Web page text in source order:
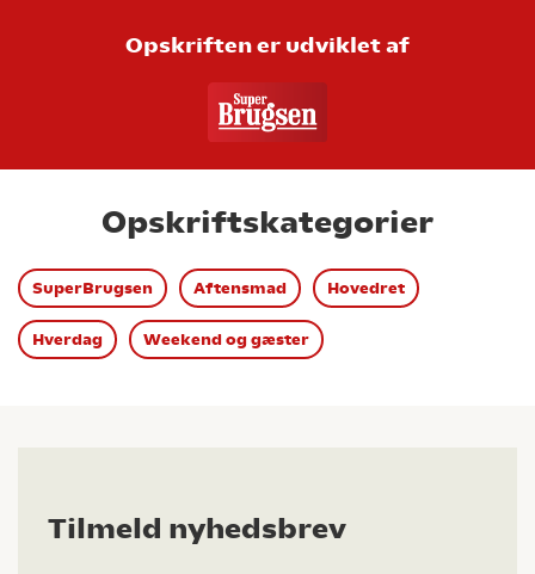
Opskriften er udviklet af
Opskriftskategorier
SuperBrugsen Aftensmad Hovedret
Hverdag Weekend og gæster
Tilmeld nyhedsbrev